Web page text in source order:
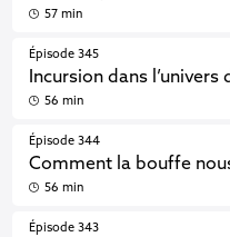
57 min
Épisode 345
Incursion dans l’univers
56 min
Épisode 344
Comment la bouffe
56 min
Épisode 343